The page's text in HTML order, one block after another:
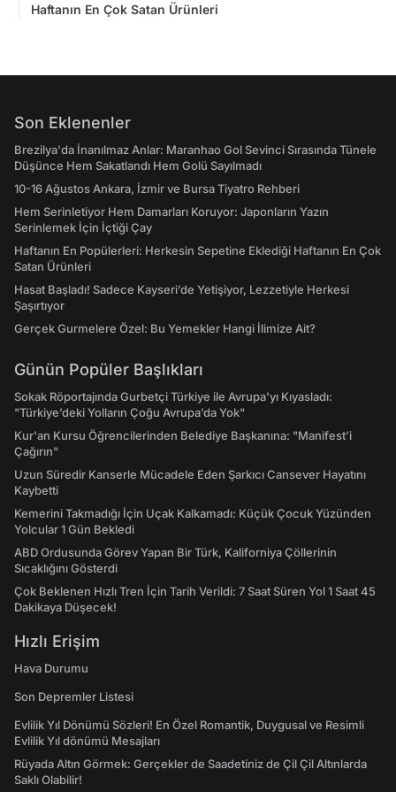
Haftanın En Çok Satan Ürünleri
Son Eklenenler
Brezilya'da İnanılmaz Anlar: Maranhao Gol Sevinci Sırasında Tünele
Düşünce Hem Sakatlandı Hem Golü Sayılmadı
10-16 Ağustos Ankara, İzmir ve Bursa Tiyatro Rehberi
Hem Serinletiyor Hem Damarları Koruyor: Japonların Yazın
Serinlemek İçin İçtiği Çay
Haftanın En Popülerleri: Herkesin Sepetine Eklediği Haftanın En Çok
Satan Ürünleri
Hasat Başladı! Sadece Kayseri’de Yetişiyor, Lezzetiyle Herkesi
Şaşırtıyor
Gerçek Gurmelere Özel: Bu Yemekler Hangi İlimize Ait?
Günün Popüler Başlıkları
Sokak Röportajında Gurbetçi Türkiye ile Avrupa'yı Kıyasladı:
"Türkiye’deki Yolların Çoğu Avrupa’da Yok"
Kur'an Kursu Öğrencilerinden Belediye Başkanına: "Manifest’i
Çağırın"
Uzun Süredir Kanserle Mücadele Eden Şarkıcı Cansever Hayatını
Kaybetti
Kemerini Takmadığı İçin Uçak Kalkamadı: Küçük Çocuk Yüzünden
Yolcular 1 Gün Bekledi
ABD Ordusunda Görev Yapan Bir Türk, Kaliforniya Çöllerinin
Sıcaklığını Gösterdi
Çok Beklenen Hızlı Tren İçin Tarih Verildi: 7 Saat Süren Yol 1 Saat 45
Dakikaya Düşecek!
Hızlı Erişim
Hava Durumu
Son Depremler Listesi
Evlilik Yıl Dönümü Sözleri! En Özel Romantik, Duygusal ve Resimli
Evlilik Yıl dönümü Mesajları
Rüyada Altın Görmek: Gerçekler de Saadetiniz de Çil Çil Altınlarda
Saklı Olabilir!